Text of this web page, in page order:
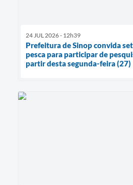
24 JUL 2026 - 12h39
Prefeitura de Sinop convida
pesca para participar de
partir desta segunda-feira (27)